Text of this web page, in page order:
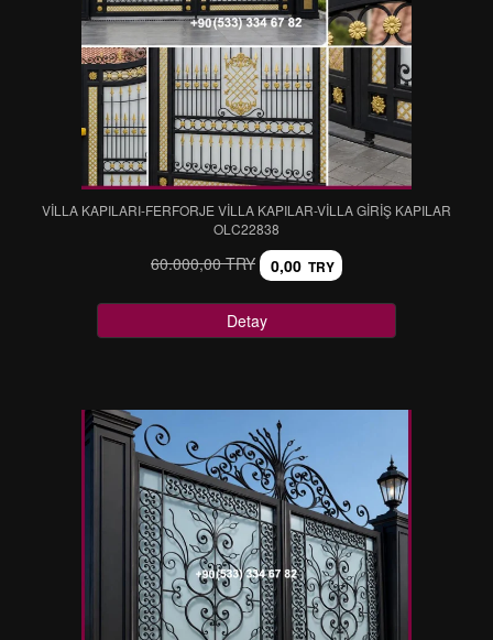
VİLLA KAPILARI-FERFORJE VİLLA KAPILAR-VİLLA GİRİŞ KAPILAR
OLC22838
60.000,00 TRY 0,00 TRY
Detay